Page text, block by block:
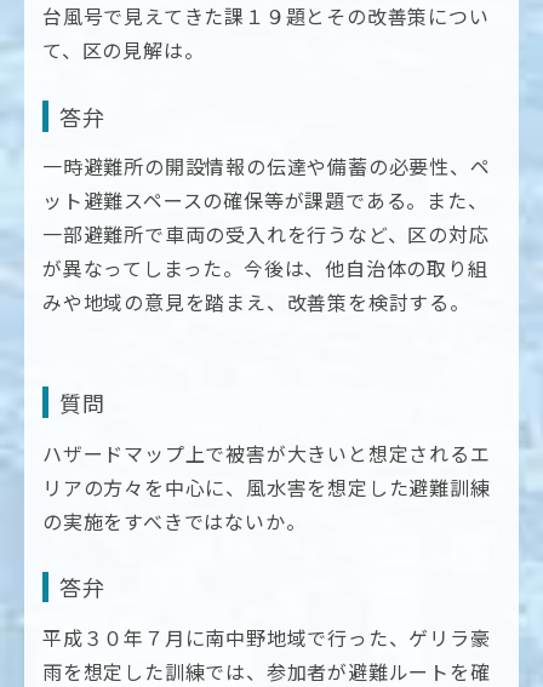
台風号で見えてきた課１９題とその改善策につい
て、区の見解は。
答弁
一時避難所の開設情報の伝達や備蓄の必要性、ペ
ット避難スペースの確保等が課題である。また、
一部避難所で車両の受入れを行うなど、区の対応
が異なってしまった。今後は、他自治体の取り組
みや地域の意見を踏まえ、改善策を検討する。
質問
ハザードマップ上で被害が大きいと想定されるエ
リアの方々を中心に、風水害を想定した避難訓練
の実施をすべきではないか。
答弁
平成３０年７月に南中野地域で行った、ゲリラ豪
雨を想定した訓練では、参加者が避難ルートを確